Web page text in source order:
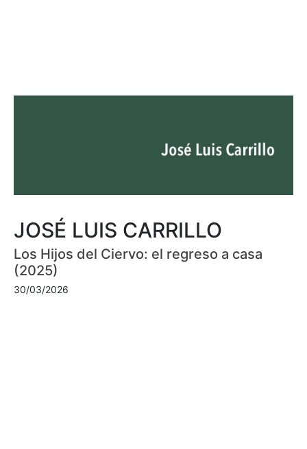
JOSÉ LUIS CARRILLO
Los Hijos del Ciervo: el regreso a casa
(2025)
30/03/2026